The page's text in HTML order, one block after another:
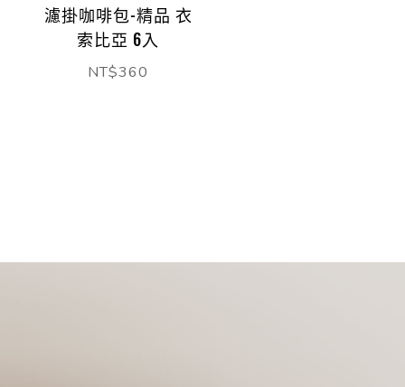
濾掛咖啡包-精品 衣
索比亞 6入
NT$360